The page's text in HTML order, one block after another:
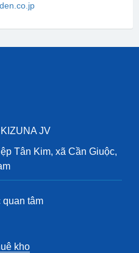
JV
Tân Kim, xã Cần Giuộc,
tâm
kho